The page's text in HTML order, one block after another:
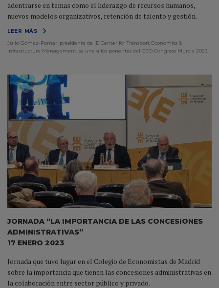
adentrarse en temas como el liderazgo de recursos humanos,
nuevos modelos organizativos, retención de talento y gestión.
LEER MÁS
Julio Gómez-Pomar, presidente de IE Center for Transport Economics &
Infrastructure Management, se une a los ponentes del CEO Congress Murcia 2023.
JORNADA “LA IMPORTANCIA DE LAS CONCESIONES
ADMINISTRATIVAS”
17 ENERO 2023
Jornada que tuvo lugar en el Colegio de Economistas de Madrid
sobre la importancia que tienen las concesiones administrativas en
la colaboración entre sector público y privado.